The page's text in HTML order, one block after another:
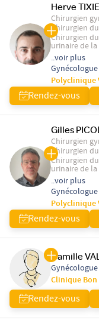
Herve
Chirurgien
Chirurgien
Chirurgien
urinaire de
..voir plus
Polyclinique
Rendez-vous
Gilles
Chirurgien
Chirurgien
Chirurgien
urinaire de
..voir plus
Polyclinique
Rendez-vous
Camille
Clinique Bon
Rendez-vous